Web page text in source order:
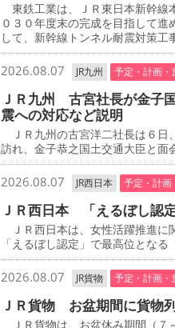
東鉄工業は、ＪＲ東日本新幹線
０３０年度末の完成を目指して
して、新幹線トンネル耐震対策工
2026.08.07 JR九州 予定・計画・
ＪＲ九州 古宮社長が金子
震への対応など説明
ＪＲ九州の古宮洋二社長は６日
訪れ、金子恭之国土交通大臣と面
2026.08.07 JR西日本 予定・計画
ＪＲ西日本 「えるぼし認
ＪＲ西日本は、女性活躍推進に
「えるぼし認定」で最高位となる
2026.08.07 JR貨物 予定・計画・
ＪＲ貨物 お盆期間に貨物
ＪＲ貨物は、お盆休み期間（７